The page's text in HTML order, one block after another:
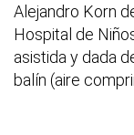
Alejandro Korn
Hospital de
asistida y dada
balín (aire